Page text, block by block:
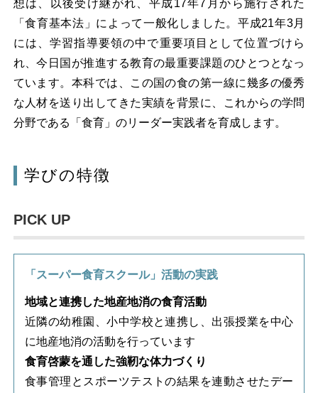
想は、以後受け継がれ、平成17年7月から施行された
「食育基本法」によって一般化しました。平成21年3月
には、学習指導要領の中で重要項目として位置づけら
れ、今日国が推進する教育の最重要課題のひとつとなっ
ています。本科では、この国の食の第一線に幾多の優秀
な人材を送り出してきた実績を背景に、これからの学問
分野である「食育」のリーダー実践者を育成します。
学びの特徴
PICK UP
「スーパー食育スクール」活動の実践
地域と連携した地産地消の食育活動
近隣の幼稚園、小中学校と連携し、出張授業を中心
に地産地消の活動を行っています
食育啓蒙を通した強靭な体力づくり
食事管理とスポーツテストの結果を連動させたデー